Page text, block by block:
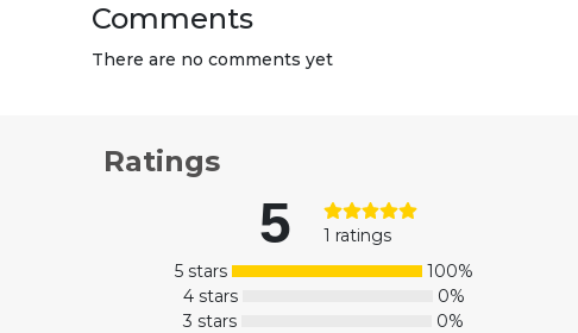
Comments
There are no comments yet
Ratings
5
1 ratings
5 stars
100%
4 stars
0%
3 stars
0%